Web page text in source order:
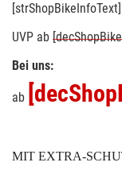
[strShopBikeInfoText]
UVP ab
Bei uns:
ab
MIT EXTRA-